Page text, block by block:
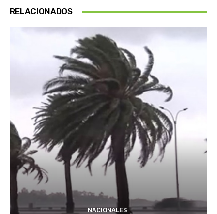
RELACIONADOS
NACIONALES